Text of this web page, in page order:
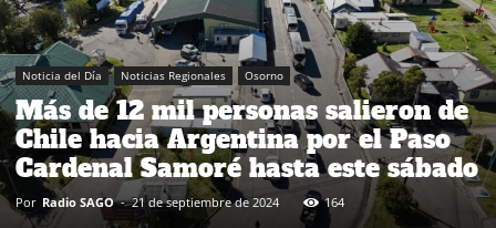
Noticia del Día Noticias Regionales Osorno
Más de 12 mil personas salieron de
Chile hacia Argentina por el Paso
Cardenal Samoré hasta este sábado
Por Radio SAGO - 21 de septiembre de 2024 164